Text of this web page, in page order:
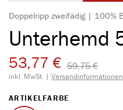
Doppelripp zweifädig | 100%
Unterhemd
53,77 € 59,75 €​
inkl. MwSt. | Versandinformationen
ARTIKELFARBE